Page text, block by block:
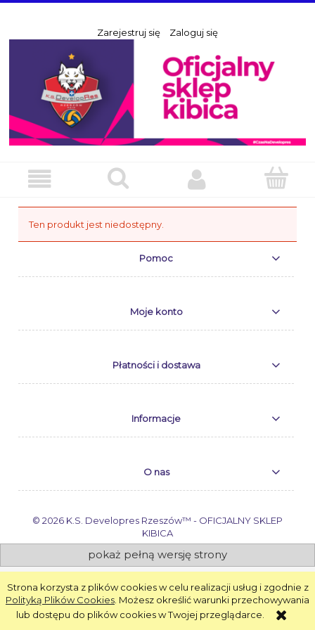
Strona korzysta z plików cookies w celu realizacji usług i zgodnie z
Polityką Plików Cookies . Możesz określić warunki przechowywania
lub dostępu do plików cookies w Twojej przeglądarce.
Zarejestruj się Zaloguj się
Ten produkt jest niedostępny.
Pomoc
Moje konto
Płatności i dostawa
Informacje
O nas
© 2026 K.S. Developres Rzeszów™ - OFICJALNY SKLEP
KIBICA
pokaż pełną wersję strony